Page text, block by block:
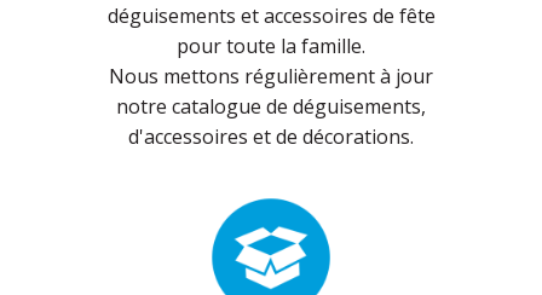
déguisements et accessoires de fête
pour toute la famille.
Nous mettons régulièrement à jour
notre catalogue de déguisements,
d'accessoires et de décorations.